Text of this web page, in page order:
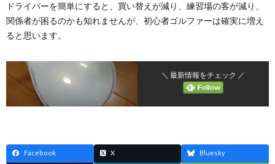
ドライバーを簡単にすると、買い替えが減り、練習場の客が減り、
関係者が困るのかも知れませんが、初心者ゴルファーは確実に増え
ると思います。
＼ 最新情報をチェック ／
Facebook X
Bluesky